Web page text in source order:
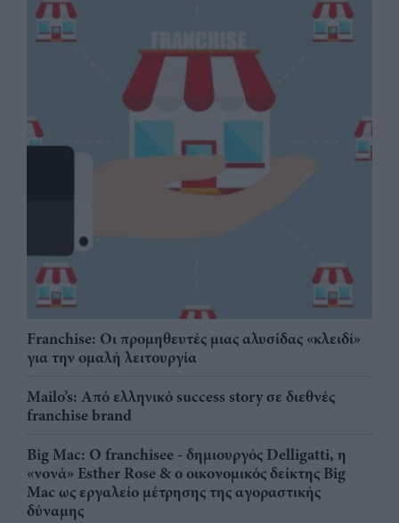
Franchise: Οι προμηθευτές μιας αλυσίδας «κλειδί»
για την ομαλή λειτουργία
Mailo’s: Από ελληνικό success story σε διεθνές
franchise brand
Big Mac: Ο franchisee - δημιουργός Delligatti, η
«νονά» Esther Rose & ο οικονομικός δείκτης Big
Mac ως εργαλείο μέτρησης της αγοραστικής
δύναμης